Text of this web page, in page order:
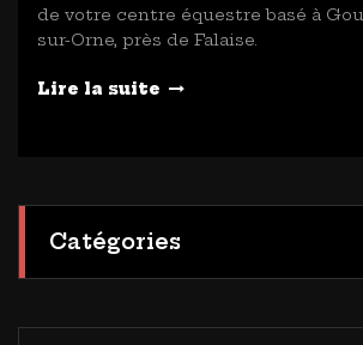
de votre centre équestre basé à
sur-Orne, près de Falaise.
Lire la suite
Catégories